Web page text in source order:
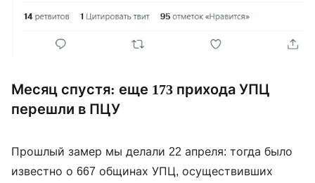
Месяц спустя: еще 173 прихода УПЦ
перешли в ПЦУ
Прошлый замер мы делали 22 апреля: тогда было
известно о 667 общинах УПЦ, осуществивших